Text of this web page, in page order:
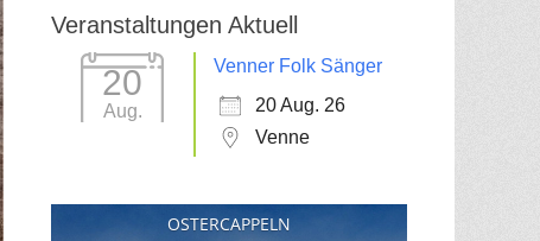
Veranstaltungen Aktuell
20
Aug.
Venner Folk Sänger
20 Aug. 26
Venne
OSTERCAPPELN